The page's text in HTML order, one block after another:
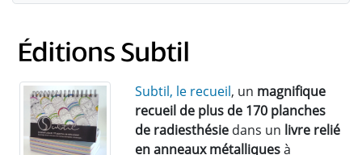
Subtil, le recueil, un magnifique
recueil de plus de 170 planches
de radiesthésie dans un livre relié
en anneaux métalliquesà